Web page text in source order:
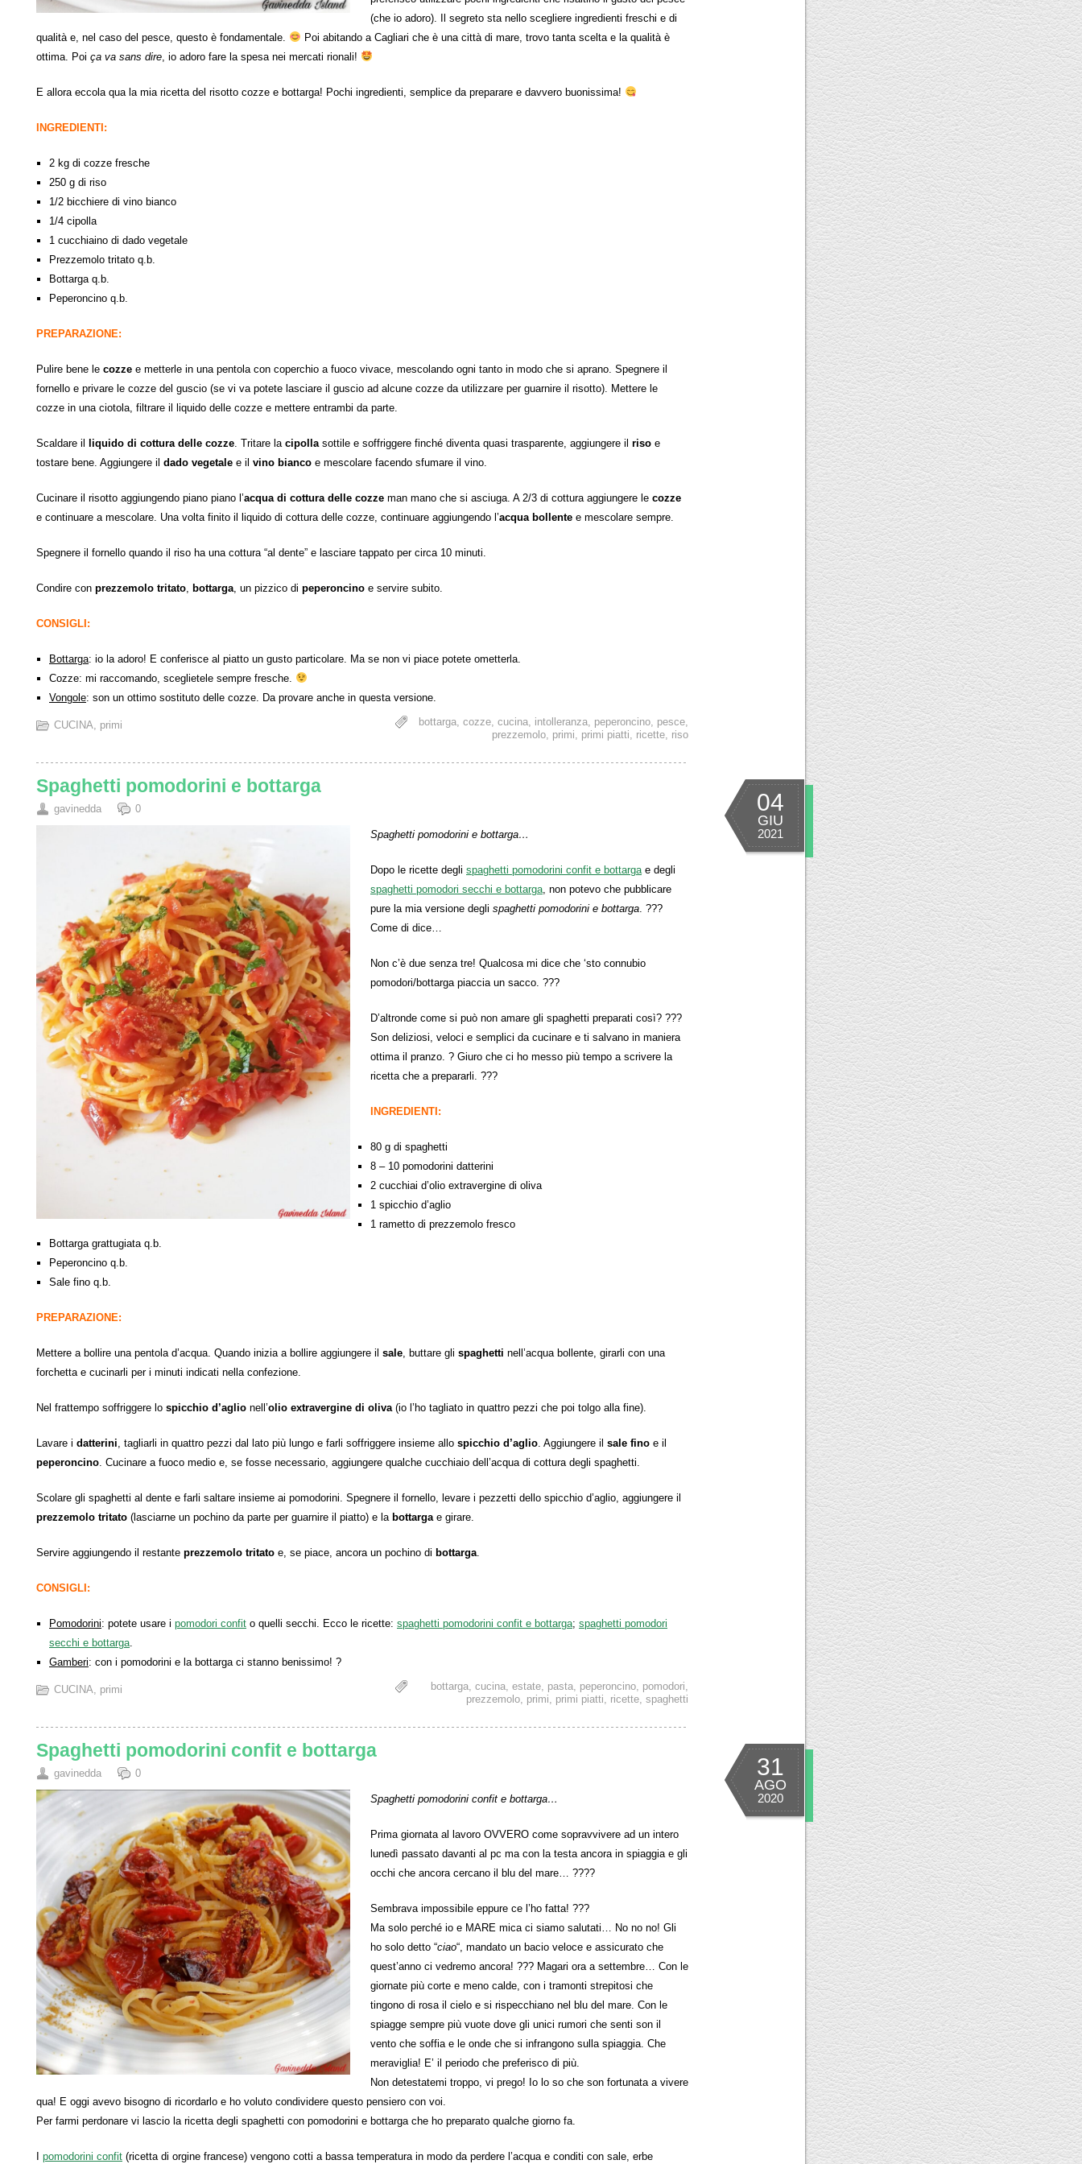
(che io adoro). Il segreto sta nello scegliere ingredienti freschi e di
qualità e, nel caso del pesce, questo è fondamentale.
Poi abitando a Cagliari che è una città di mare, trovo tanta scelta e la qualità è
ottima. Poi ça va sans dire, io adoro fare la spesa nei mercati rionali!
E allora eccola qua la mia ricetta del risotto cozze e bottarga! Pochi ingredienti, semplice da preparare e davvero buonissima!
INGREDIENTI:
2 kg di cozze fresche
250 g di riso
1/2 bicchiere di vino bianco
1/4 cipolla
1 cucchiaino di dado vegetale
Prezzemolo tritato q.b.
Bottarga q.b.
Peperoncino q.b.
PREPARAZIONE:
Pulire bene le cozze e metterle in una pentola con coperchio a fuoco vivace, mescolando ogni tanto in modo che si aprano. Spegnere il
fornello e privare le cozze del guscio (se vi va potete lasciare il guscio ad alcune cozze da utilizzare per guarnire il risotto). Mettere le
cozze in una ciotola, filtrare il liquido delle cozze e mettere entrambi da parte.
Scaldare il liquido di cottura delle cozze. Tritare la cipollasottile e soffriggere finché diventa quasi trasparente, aggiungere il riso e
tostare bene. Aggiungere il dado vegetale e il vino bianco e mescolare facendo sfumare il vino.
Cucinare il risotto aggiungendo piano piano l’acqua di cottura delle cozze man mano che si asciuga. A 2/3 di cottura aggiungere le cozze
e continuare a mescolare. Una volta finito il liquido di cottura delle cozze, continuare aggiungendo l’acqua bollente e mescolare sempre.
Spegnere il fornello quando il riso ha una cottura “al dente” e lasciare tappato per circa 10 minuti.
Condire con prezzemolo tritato, bottarga, un pizzico di peperoncino e servire subito.
CONSIGLI:
Bottarga: io la adoro! E conferisce al piatto un gusto particolare. Ma se non vi piace potete ometterla.
Cozze: mi raccomando, sceglietele sempre fresche.
Vongole: son un ottimo sostituto delle cozze. Da provare anche in questa versione.
CUCINA, primi bottarga, cozze, cucina, intolleranza, peperoncino, pesce,
prezzemolo, primi, primi piatti, ricette, riso
Spaghetti pomodorini e bottarga
gavinedda 0
Spaghetti pomodorini e bottarga…
Dopo le ricette degli spaghetti pomodorini confit e bottargae degli
spaghetti pomodori secchi e bottarga, non potevo che pubblicare
pure la mia versione degli spaghetti pomodorini e bottarga. ???
Come di dice…
Non c’è due senza tre! Qualcosa mi dice che ‘sto connubio
pomodori/bottarga piaccia un sacco. ???
D’altronde come si può non amare gli spaghetti preparati così? ???
Son deliziosi, veloci e semplici da cucinare e ti salvano in maniera
ottima il pranzo. ? Giuro che ci ho messo più tempo a scrivere la
ricetta che a prepararli. ???
INGREDIENTI:
80 g di spaghetti
8 – 10 pomodorini datterini
2 cucchiai d’olio extravergine di oliva
1 spicchio d’aglio
1 rametto di prezzemolo fresco
Bottarga grattugiata q.b.
Peperoncino q.b.
Sale fino q.b.
PREPARAZIONE:
Mettere a bollire una pentola d’acqua. Quando inizia a bollire aggiungere il sale, buttare gli spaghetti nell’acqua bollente, girarli con una
forchetta e cucinarli per i minuti indicati nella confezione.
Nel frattempo soffriggere lo spicchio d’aglio nell’olio extravergine di oliva(io l’ho tagliato in quattro pezzi che poi tolgo alla fine).
Lavare i datterini, tagliarli in quattro pezzi dal lato più lungo e farli soffriggere insieme allo spicchio d’aglio. Aggiungere il sale fino e il
peperoncino. Cucinare a fuoco medio e, se fosse necessario, aggiungere qualche cucchiaio dell’acqua di cottura degli spaghetti.
Scolare gli spaghetti al dente e farli saltare insieme ai pomodorini. Spegnere il fornello, levare i pezzetti dello spicchio d’aglio, aggiungere il
prezzemolo tritato (lasciarne un pochino da parte per guarnire il piatto) e labottargae girare.
Servire aggiungendo il restante prezzemolo tritato e, se piace, ancora un pochino di bottarga.
CONSIGLI:
Pomodorini: potete usare i pomodori confit o quelli secchi. Ecco le ricette: spaghetti pomodorini confit e bottarga; spaghetti pomodori
secchi e bottarga.
Gamberi: con i pomodorini e la bottarga ci stanno benissimo! ?
CUCINA, primi bottarga, cucina, estate, pasta, peperoncino, pomodori,
prezzemolo, primi, primi piatti, ricette, spaghetti
04
GIU
2021
Spaghetti pomodorini confit e bottarga
gavinedda 0
Spaghetti pomodorini confit e bottarga…
Prima giornata al lavoro OVVERO come sopravvivere ad un intero
lunedì passato davanti al pc ma con la testa ancora in spiaggia e gli
occhi che ancora cercano il blu del mare… ????
Sembrava impossibile eppure ce l’ho fatta! ???
Ma solo perché io e MARE mica ci siamo salutati… No no no! Gli
ho solo detto “ciao“, mandato un bacio veloce e assicurato che
quest’anno ci vedremo ancora! ??? Magari ora a settembre… Con le
giornate più corte e meno calde, con i tramonti strepitosi che
tingono di rosa il cielo e si rispecchiano nel blu del mare. Con le
spiagge sempre più vuote dove gli unici rumori che senti son il
vento che soffia e le onde che si infrangono sulla spiaggia. Che
meraviglia! E’ il periodo che preferisco di più.
Non detestatemi troppo, vi prego! Io lo so che son fortunata a vivere
qua! E oggi avevo bisogno di ricordarlo e ho voluto condividere questo pensiero con voi.
Per farmi perdonare vi lascio la ricetta degli spaghetti con pomodorini e bottarga che ho preparato qualche giorno fa.
pomodorini confit (ricetta di orgine francese) vengono cotti a bassa temperatura in modo da perdere l’acqua e conditi con sale, erbe
31
AGO
2020